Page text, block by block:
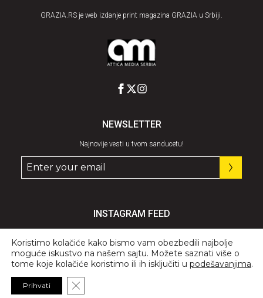
GRAZIA.RS je web izdanje print magazina GRAZIA u Srbiji.
NEWSLETTER
Najnovije vesti u tvom sanducetu!
INSTAGRAM FEED
© 2026 All Rights Reserved, GRAZIA.
Koristimo kolačiće kako bismo vam obezbedili najbolje
moguće iskustvo na našem sajtu. Možete saznati više o
tome koje kolačiće koristimo ili ih isključiti u podešavanjima.
Prihvati Close GDPR Cookie Banner